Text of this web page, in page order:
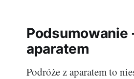
Podsumowanie
aparatem
Podróże z aparatem to